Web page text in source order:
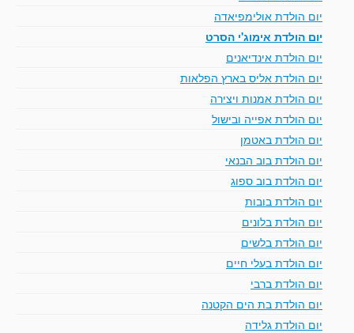
יום הולדת אולימפיאדה
יום הולדת אימוג'י הסרט
יום הולדת אינדיאנים
יום הולדת אליס בארץ הפלאות
יום הולדת אמנות ויצירה
יום הולדת אפייה ובישול
יום הולדת באטמן
יום הולדת בוב הבנאי
יום הולדת בוב ספוג
יום הולדת בובות
יום הולדת בלונים
יום הולדת בלשים
יום הולדת בעלי חיים
יום הולדת ברבי
יום הולדת בת הים הקטנה
יום הולדת גלידה